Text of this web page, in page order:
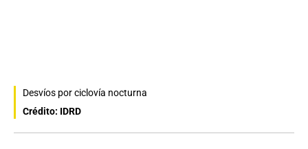
Desvíos por ciclovía nocturna
Crédito: IDRD